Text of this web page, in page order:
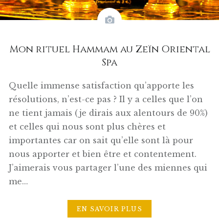
Mon rituel Hammam au Zeïn Oriental
Spa
Quelle immense satisfaction qu’apporte les
résolutions, n’est-ce pas ? Il y a celles que l’on
ne tient jamais (je dirais aux alentours de 90%)
et celles qui nous sont plus chères et
importantes car on sait qu’elle sont là pour
nous apporter et bien être et contentement.
J’aimerais vous partager l’une des miennes qui
me…
EN SAVOIR PLUS